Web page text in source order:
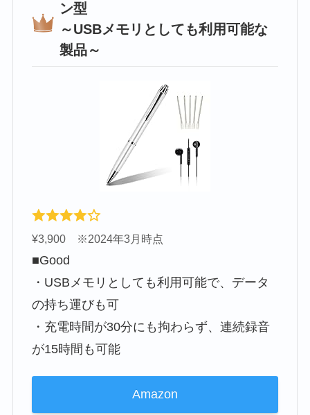
ン型
～USBメモリとしても利用可能な
製品～
¥3,900 ※2024年3月時点
■Good
・USBメモリとしても利用可能で、データ
の持ち運びも可
・充電時間が30分にも拘わらず、連続録音
が15時間も可能
Amazon